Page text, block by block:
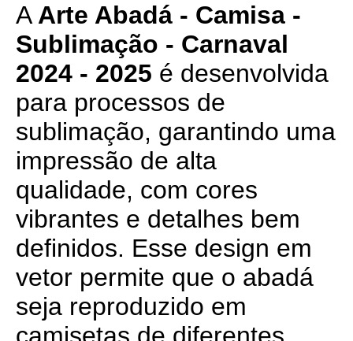
A Arte Abadá - Camisa -
Sublimação - Carnaval
2024 - 2025 é desenvolvida
para processos de
sublimação, garantindo uma
impressão de alta
qualidade, com cores
vibrantes e detalhes bem
definidos. Esse design em
vetor permite que o abadá
seja reproduzido em